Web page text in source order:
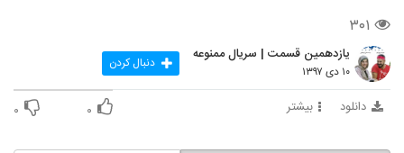
۳۰۱
یازدهمین قسمت | سریال ممنوعه
۱۰ دی ۱۳۹۷ دنبال کردن
دانلود بیشتر ۰ ۰